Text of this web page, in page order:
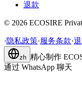
退款
© 2026 ECOSIRE
·隐私政策·服务条款·
zh 精心制作
通过 WhatsApp 聊天